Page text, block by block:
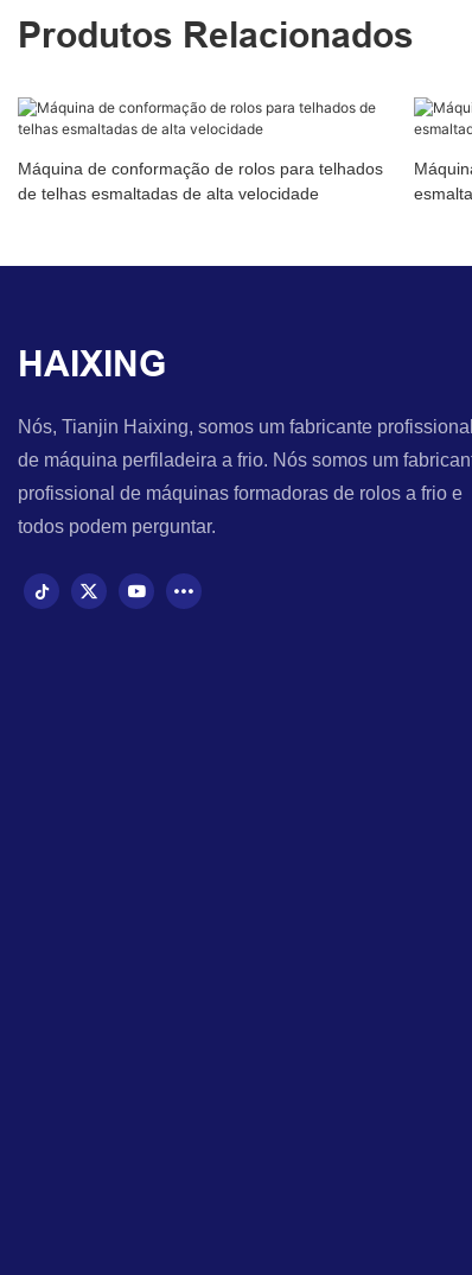
Produtos Relacionados
Máquina de conformação de rolos para telhados
de telhas esmaltadas de alta velocidade
HAIXING
Nós, Tianjin Haixing, somos um fabricante profissional
de máquina perfiladeira a frio. Nós somos um
profissional de máquinas formadoras de rolos a frio e
todos podem perguntar.